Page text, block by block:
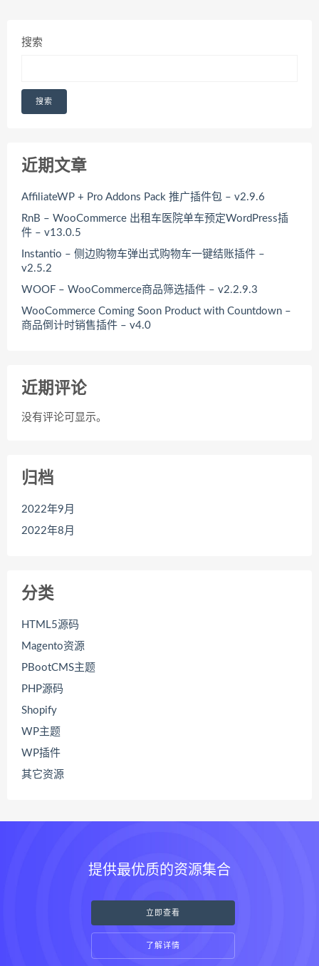
搜索
搜索
近期文章
AffiliateWP + Pro Addons Pack 推广插件包 – v2.9.6
RnB – WooCommerce 出租车医院单车预定WordPress插
件 – v13.0.5
Instantio – 侧边购物车弹出式购物车一键结账插件 –
v2.5.2
WOOF – WooCommerce商品筛选插件 – v2.2.9.3
WooCommerce Coming Soon Product with Countdown –
商品倒计时销售插件 – v4.0
近期评论
没有评论可显示。
归档
2022年9月
2022年8月
分类
HTML5源码
Magento资源
PBootCMS主题
PHP源码
Shopify
WP主题
WP插件
其它资源
提供最优质的资源集合
立即查看
了解详情